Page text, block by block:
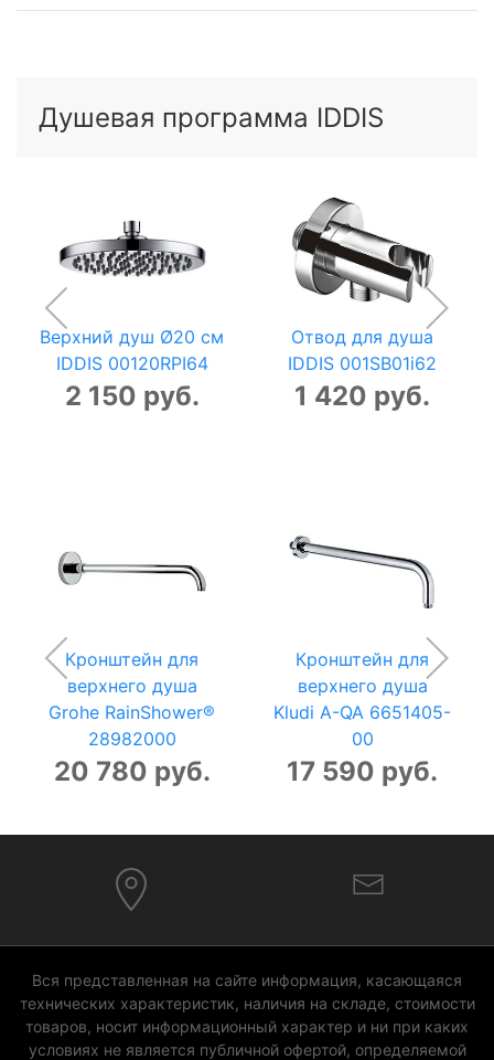
Душевая программа IDDIS
Верхний душ Ø20 см
IDDIS 00120RPI64
2 150 руб.
Отвод для душа
IDDIS 001SB01i62
1 420 руб.
Кронштейн для
верхнего душа
Grohe RainShower®
28982000
20 780 руб.
Кронштейн для
верхнего душа
Kludi A-QA 6651405-
00
17 590 руб.
Вся представленная на сайте информация, касающаяся
технических характеристик, наличия на складе, стоимости
товаров, носит информационный характер и ни при каких
условиях не является публичной офертой, определяемой